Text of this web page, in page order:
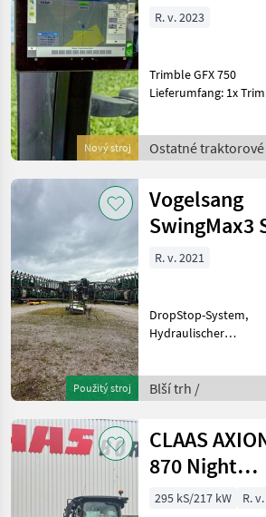
Nový stroj
Lenksystem
R. v. 2023
Trimble GFX 750
Lieferumfang: 1x
Freischaltungen:
Lenkung CANISOBUS
komponenty Ostatné
Ostatné
Použitý stroj
Vogelsang
SwingMax3
R. v. 2021
DropStop-System,
Hydraulischer
Pneumatisch,
ExaCut ECQ Cutter, Ca.
120.000m³ a
Blší trh /
CLAAS
870 Night
Edition
295 kS/217 kW R.